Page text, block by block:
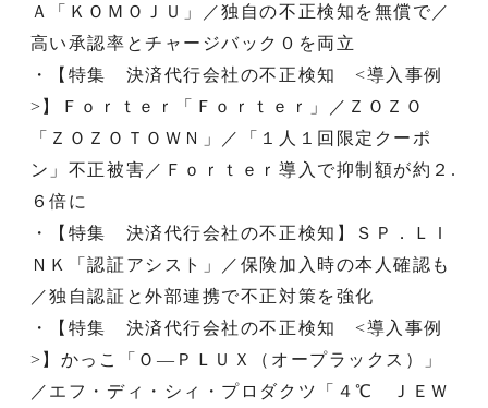
Ａ「ＫＯＭＯＪＵ」／独自の不正検知を無償で／
高い承認率とチャージバック０を両立
・【特集 決済代行会社の不正検知 <導入事例
>】Ｆｏｒｔｅｒ「Ｆｏｒｔｅｒ」／ＺＯＺＯ
「ＺＯＺＯＴＯＷＮ」／「１人１回限定クーポ
ン」不正被害／Ｆｏｒｔｅｒ導入で抑制額が約２.
６倍に
・【特集 決済代行会社の不正検知】ＳＰ．ＬＩ
ＮＫ「認証アシスト」／保険加入時の本人確認も
／独自認証と外部連携で不正対策を強化
・【特集 決済代行会社の不正検知 <導入事例
>】かっこ「Ｏ―ＰＬＵＸ（オープラックス）」
／エフ・ディ・シィ・プロダクツ「４℃ ＪＥＷ